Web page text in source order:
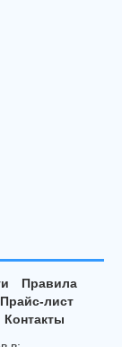
Правила
Прайс-лист
Контакты